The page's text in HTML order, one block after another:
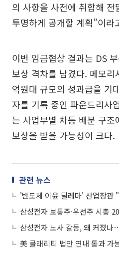
의 사항을 사전에 취합해
투명하게 공개할 계획”이라
이번 임금협상 결과는 DS
보상 격차를 남겼다. 메모
억원대 규모의 성과급을 기
자를 기록 중인 파운드리사
는 사업부별 차등 배분 구
보상을 받을 가능성이 크다.
관련 뉴스
삼성전자 노사 갈등, 왜 커졌